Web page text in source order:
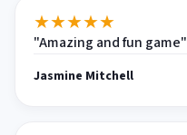
★★★★★
"Amazing and fun game"
Jasmine Mitchell